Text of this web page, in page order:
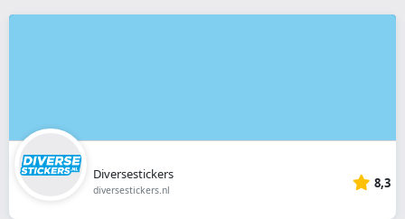
Diversestickers
diversestickers.nl 8,3